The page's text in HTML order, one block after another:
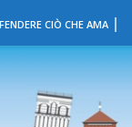
CIÒ CHE AMA |